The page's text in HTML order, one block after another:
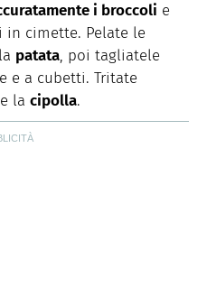
i broccoli e
in cimette. Pelate le
patata, poi tagliatele
e a cubetti. Tritate
la cipolla.